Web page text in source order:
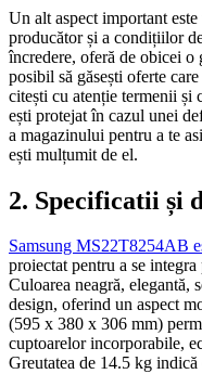
Un alt aspect important
producător și a condițiilor
încredere, oferă de obicei o
posibil să găsești oferte
citești cu atenție termenii și
ești protejat în cazul unei
a magazinului pentru a te
ești mulțumit de el.
2. Specificatii și
Samsung MS22T8254AB
proiectat pentru a se
Culoarea neagră, elegantă,
design, oferind un aspect
(595 x 380 x 306 mm)
cuptoarelor incorporabile,
Greutatea de 14.5 kg